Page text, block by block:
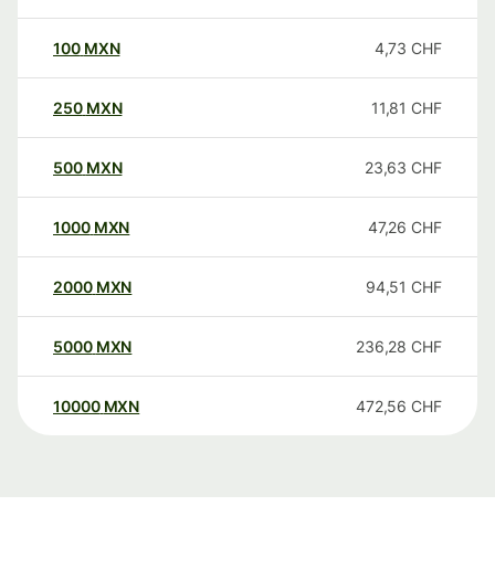
100 MXN 4,73 CHF
250 MXN 11,81 CHF
500 MXN 23,63 CHF
1000 MXN 47,26 CHF
2000 MXN 94,51 CHF
5000 MXN 236,28 CHF
10000 MXN 472,56 CHF